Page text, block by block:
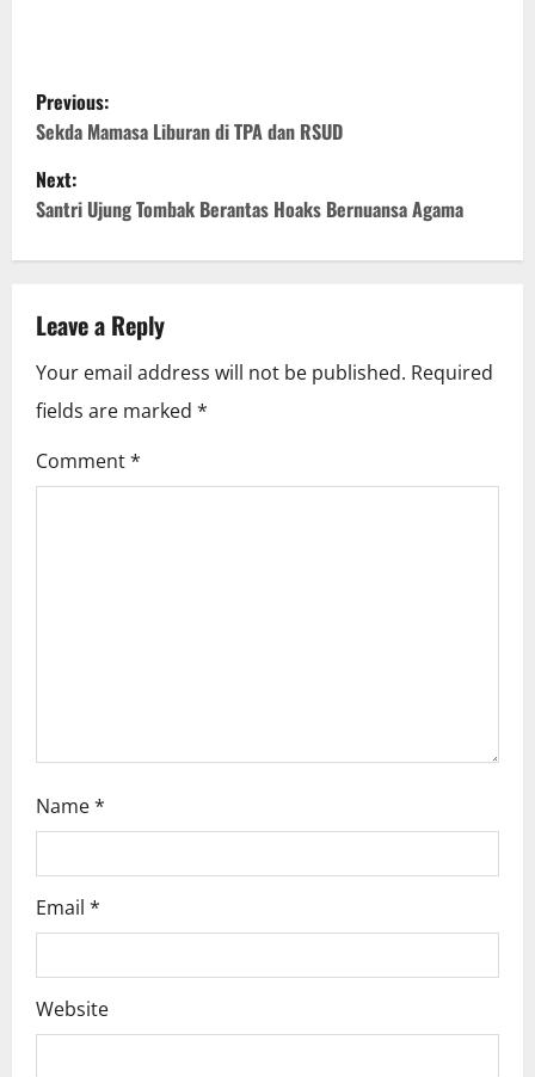
P
o
s
a
v
i
g
Previous:
Sekda Mamasa Liburan di TPA dan RSUD
Next:
Santri Ujung Tombak Berantas Hoaks Bernuansa Agama
Leave a Reply
Your email address will not be published. Required
fields are marked *
Comment*
Name*
Email *
Website